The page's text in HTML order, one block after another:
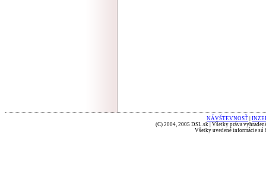
NÁVŠTEVNOSŤ
(C) 2004, 2005 DSL.sk | Všetky práva
Všetky uvedené informácie sú